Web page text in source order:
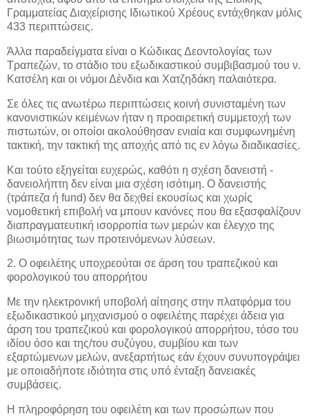
Γραμματείας Διαχείρισης Ιδιωτικού Χρέους εντάχθηκαν μόλις
433 περιπτώσεις.
Άλλα παραδείγματα είναι ο Κώδικας Δεοντολογίας των
Τραπεζών, το στάδιο του εξωδικαστικού συμβιβασμού του ν.
Κατσέλη και οι νόμοι Δένδια και Χατζηδάκη παλαιότερα.
Σε όλες τις ανωτέρω περιπτώσεις κοινή συνισταμένη των
κανονιστικών κειμένων ήταν η προαιρετική συμμετοχή των
πιστωτών, οι οποίοι ακολούθησαν ενιαία και συμφωνημένη
τακτική, την τακτική της αποχής από τις εν λόγω διαδικασίες.
Και τούτο εξηγείται ευχερώς, καθότι η σχέση δανειστή -
δανειολήπτη δεν είναι μια σχέση ισότιμη. Ο δανειστής
(τράπεζα ή fund) δεν θα δεχθεί εκουσίως και χωρίς
νομοθετική επιβολή να μπουν κανόνες που θα εξασφαλίζουν
διαπραγματευτική ισορροπία των μερών και έλεγχο της
βιωσιμότητας των προτεινόμενων λύσεων.
2. Ο οφειλέτης υποχρεούται σε άρση του τραπεζικού και
φορολογικού του απορρήτου
Με την ηλεκτρονική υποβολή αίτησης στην πλατφόρμα του
εξωδικαστικού μηχανισμού ο οφειλέτης παρέχει άδεια για
άρση του τραπεζικού και φορολογικού απορρήτου, τόσο του
ιδίου όσο και της/του συζύγου, συμβίου και των
εξαρτώμενων μελών, ανεξαρτήτως εάν έχουν συνυπογράψει
με οποιαδήποτε ιδιότητα στις υπό ένταξη δανειακές
συμβάσεις.
Η πληροφόρηση του οφειλέτη και των προσώπων που